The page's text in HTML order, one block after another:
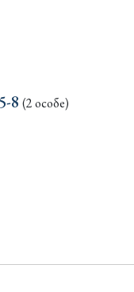
8 (2 особе)